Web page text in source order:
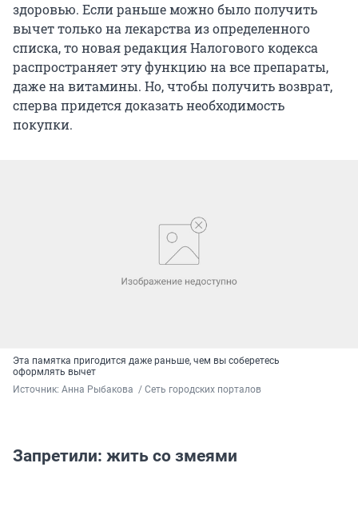
здоровью. Если раньше можно было получить
вычет только на лекарства из определенного
списка, то новая редакция Налогового кодекса
распространяет эту функцию на все препараты,
даже на витамины. Но, чтобы получить возврат,
сперва придется доказать необходимость
покупки.
Эта памятка пригодится даже раньше, чем вы соберетесь
оформлять вычет
Источник: Анна Рыбакова  / Сеть городских порталов
Запретили: жить со змеями